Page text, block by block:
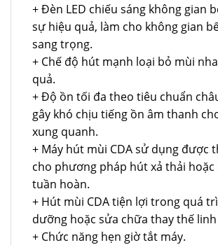
+ Đèn LED chiếu sáng không gian
sự hiệu quả, làm cho không gian
sang trọng.
+ Chế độ hút mạnh loại bỏ mùi
quả.
+ Độ ồn tối đa theo tiêu chuẩn
gây khó chịu tiếng ồn âm thanh
xung quanh.
+ Máy hút mùi CDA sử dụng được
cho phương pháp hút xả thải
tuần hoàn.
+ Hút mùi CDA tiện lợi trong quá
dưỡng hoặc sửa chữa thay thế linh
+ Chức năng hẹn giờ tắt máy.